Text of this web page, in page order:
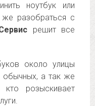
ноутбук или
же разобраться с
решит все
около улицы
обычных, а так же
кто розыскивает